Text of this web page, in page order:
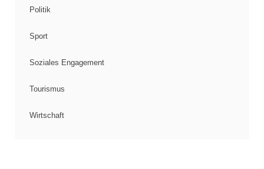
Politik
Sport
Soziales Engagement
Tourismus
Wirtschaft